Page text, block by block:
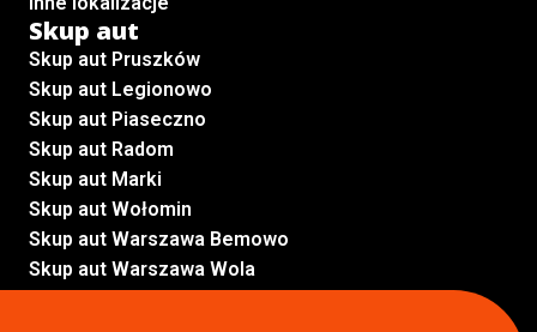
Skup aut
Skup aut Pruszków
Skup aut Legionowo
Skup aut Piaseczno
Skup aut Radom
Skup aut Marki
Skup aut Wołomin
Skup aut Warszawa Bemowo
Skup aut Warszawa Wola